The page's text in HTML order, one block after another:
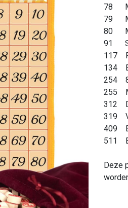
78
79
80
91
117
134
254
255
312
319
409
511
Deze